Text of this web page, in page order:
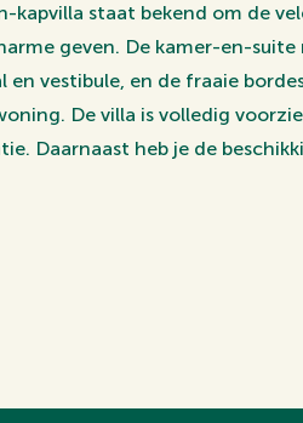
kapvilla staat bekend om de
geven. De kamer-en-
vestibule, en de fraaie
De villa is volledig
Daarnaast heb je de
van Arnhem en het